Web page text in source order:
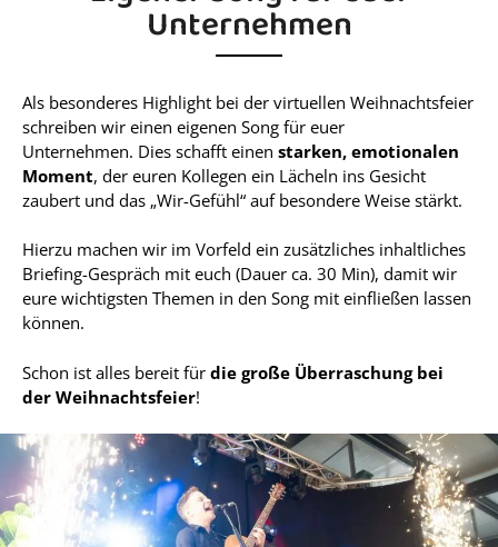
Unternehmen
Als besonderes Highlight bei der virtuellen Weihnachtsfeier
schreiben wir einen eigenen Song für euer
Unternehmen. Dies schafft einen starken, emotionalen
Moment, der euren Kollegen ein Lächeln ins Gesicht
zaubert und das „Wir-Gefühl“ auf besondere Weise stärkt.
Hierzu machen wir im Vorfeld ein zusätzliches inhaltliches
Briefing-Gespräch mit euch (Dauer ca. 30 Min), damit wir
eure wichtigsten Themen in den Song mit einfließen lassen
können.
Schon ist alles bereit für die große Überraschung bei
der Weihnachtsfeier!